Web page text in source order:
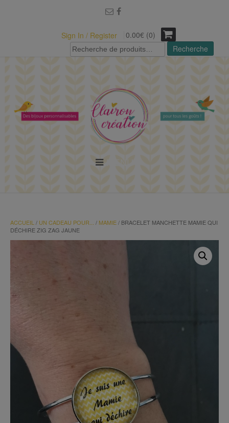
Sign In / Register
0.00€ (0)
Recherche
pour :
Recherche
ACCUEIL / UN CADEAU POUR... / MAMIE/ BRACELET MANCHETTE MAMIE QUI
DÉCHIRE ZIG ZAG JAUNE